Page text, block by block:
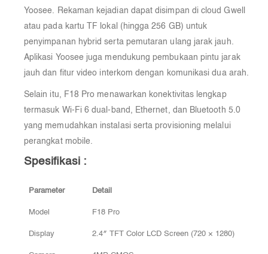
Yoosee. Rekaman kejadian dapat disimpan di cloud Gwell
atau pada kartu TF lokal (hingga 256 GB) untuk
penyimpanan hybrid serta pemutaran ulang jarak jauh.
Aplikasi Yoosee juga mendukung pembukaan pintu jarak
jauh dan fitur video interkom dengan komunikasi dua arah.
Selain itu, F18 Pro menawarkan konektivitas lengkap
termasuk Wi-Fi 6 dual-band, Ethernet, dan Bluetooth 5.0
yang memudahkan instalasi serta provisioning melalui
perangkat mobile.
Spesifikasi :
Parameter Detail
Model F18 Pro
Display 2.4″ TFT Color LCD Screen (720 × 1280)